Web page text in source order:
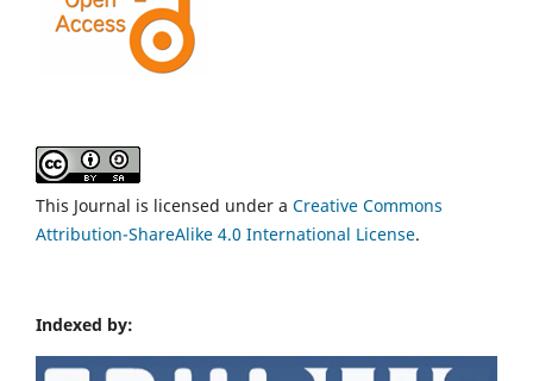
This Journal is licensed under a Creative Commons
Attribution-ShareAlike 4.0 International License.
Indexed by: